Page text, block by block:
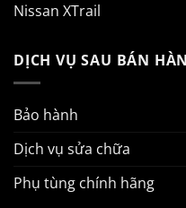
Nissan XTrail
DỊCH VỤ SAU BÁN
Bảo hành
Dịch vụ sửa chữa
Phụ tùng chính hãng